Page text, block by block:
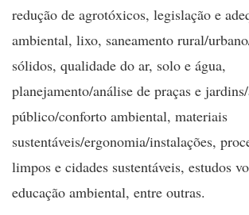
redução de agrotóxicos, legislação e
ambiental, lixo, saneamento rural/
sólidos, qualidade do ar, solo e água,
planejamento/análise de praças e
público/conforto ambiental, materiais
sustentáveis/ergonomia/instalações,
limpos e cidades sustentáveis, estudos
educação ambiental, entre outras.